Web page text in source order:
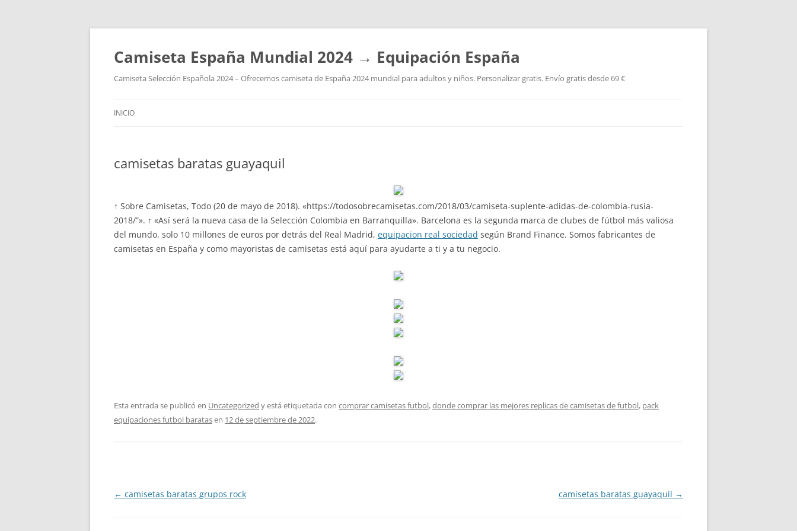
Camiseta España Mundial 2024 → Equipación España
Camiseta Selección Española 2024 – Ofrecemos camiseta de España 2024 mundial para adultos y niños. Personalizar gratis. Envío gratis desde 69 €
INICIO
camisetas baratas guayaquil
↑ Sobre Camisetas, Todo (20 de mayo de 2018). «https://todosobrecamisetas.com/2018/03/camiseta-suplente-adidas-de-colombia-rusia-
2018/”». ↑ «Así será la nueva casa de la Selección Colombia en Barranquilla». Barcelona es la segunda marca de clubes de fútbol más valiosa
del mundo, solo 10 millones de euros por detrás del Real Madrid, equipacion real sociedad según Brand Finance. Somos fabricantes de
camisetas en España y como mayoristas de camisetas está aquí para ayudarte a ti y a tu negocio.
Esta entrada se publicó en Uncategorized y está etiquetada con comprar camisetas futbol,donde comprar las mejores replicas de camisetas de futbol, pack
equipaciones futbol baratasen 12 de septiembre de 2022.
Navegación
← camisetas baratas grupos rock camisetas baratas guayaquil →